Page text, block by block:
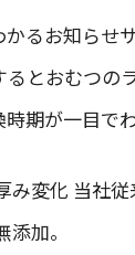
かるお知らせ
るとおむつの
期が一目で
み変化 当社従
加。